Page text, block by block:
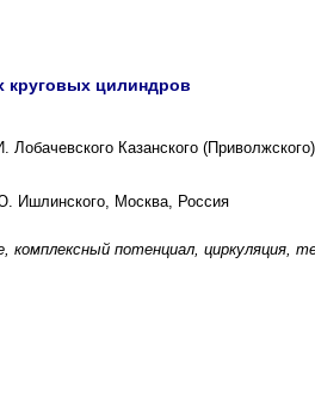
круговых цилиндров
Казанского
Ишлинского, Москва, Россия
комплексный потенциал, циркуляция,